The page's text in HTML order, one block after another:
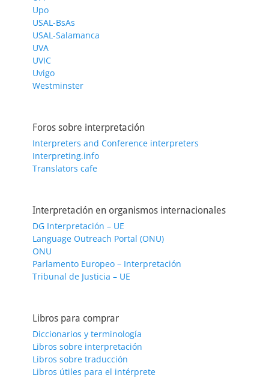
Upo
USAL-BsAs
USAL-Salamanca
UVA
UVIC
Uvigo
Westminster
Foros sobre interpretación
Interpreters and Conference interpreters
Interpreting.info
Translators cafe
Interpretación en organismos internacionales
DG Interpretación – UE
Language Outreach Portal (ONU)
ONU
Parlamento Europeo – Interpretación
Tribunal de Justicia – UE
Libros para comprar
Diccionarios y terminología
Libros sobre interpretación
Libros sobre traducción
Libros útiles para el intérprete